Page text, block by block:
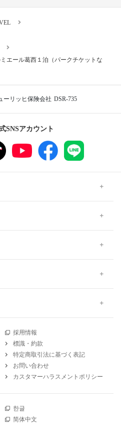
エール葛西１泊（パークチケットな
ーリッヒ保険会社 DSR-735
SNSアカウント
採用情報
標識・約款
特定商取引法に基づく表記
お問い合わせ
カスタマーハラスメントポリシー
한글
简体中文